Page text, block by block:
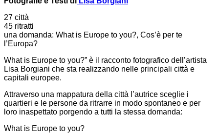
27 città
45 ritratti
una domanda: What is Europe to you?, Cos’è per te
l’Europa?
What is Europe to you?” è il racconto fotografico dell’artista
Lisa Borgiani che sta realizzando nelle principali città e
capitali europee.
Attraverso una mappatura della città l’autrice sceglie i
quartieri e le persone da ritrarre in modo spontaneo e per
loro inaspettato porgendo a tutti la stessa domanda:
What is Europe to you?